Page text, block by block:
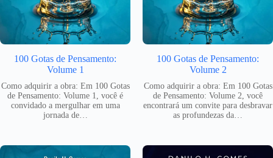
100 Gotas de Pensamento:
Volume 1
Como adquirir a obra: Em 100 Gotas
de Pensamento: Volume 1, você é
convidado a mergulhar em uma
jornada de…
100 Gotas de Pensamento:
Volume 2
Como adquirir a obra: Em 100 Gotas
de Pensamento: Volume 2, você
encontrará um convite para desbravar
as profundezas da…